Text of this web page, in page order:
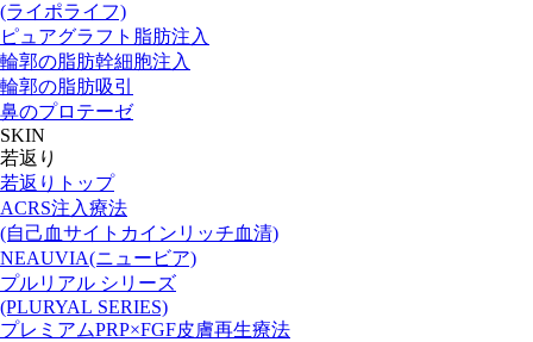
(ライポライフ)
ピュアグラフト脂肪注入
輪郭の脂肪幹細胞注入
輪郭の脂肪吸引
鼻のプロテーゼ
SKIN
若返り
若返りトップ
ACRS注入療法
(自己血サイトカインリッチ血清)
NEAUVIA(ニュービア)
プルリアル シリーズ
(PLURYAL SERIES)
プレミアムPRP×FGF皮膚再生療法